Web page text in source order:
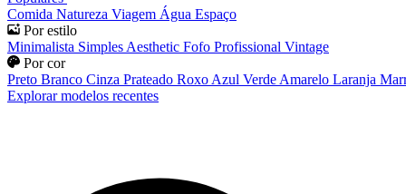
Comida Natureza Viagem Água Espaço
Por estilo
Minimalista Simples Aesthetic Fofo Profissional Vintage
Por cor
Preto Branco Cinza Prateado Roxo Azul Verde Amarelo Laranja
Explorar modelos recentes